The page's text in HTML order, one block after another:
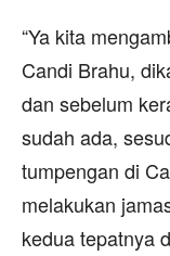
“Ya kita
Candi Brahu,
dan sebelum
sudah ada,
tumpengan di
melakukan
kedua tepatnya